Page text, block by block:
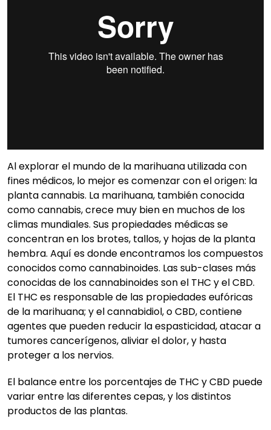
Al explorar el mundo de la marihuana utilizada con
fines médicos, lo mejor es comenzar con el origen: la
planta cannabis. La marihuana, también conocida
como cannabis, crece muy bien en muchos de los
climas mundiales. Sus propiedades médicas se
concentran en los brotes, tallos, y hojas de la planta
hembra. Aquí es donde encontramos los compuestos
conocidos como cannabinoides. Las sub-clases más
conocidas de los cannabinoides son el THC y el CBD.
El THC es responsable de las propiedades eufóricas
de la marihuana; y el cannabidiol, o CBD, contiene
agentes que pueden reducir la espasticidad, atacar a
tumores cancerígenos, aliviar el dolor, y hasta
proteger a los nervios.
El balance entre los porcentajes de THC y CBD puede
variar entre las diferentes cepas, y los distintos
productos de las plantas.